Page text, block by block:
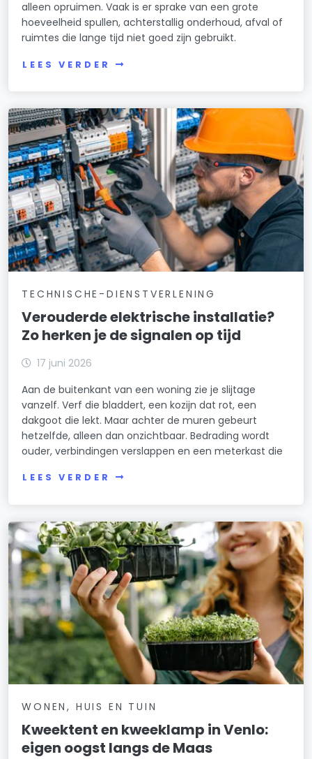
alleen opruimen. Vaak is er sprake van een grote
hoeveelheid spullen, achterstallig onderhoud, afval of
ruimtes die lange tijd niet goed zijn gebruikt.
LEES VERDER
TECHNISCHE-DIENSTVERLENING
Verouderde elektrische installatie?
Zo herken je de signalen op tijd
17 juni 2026
Aan de buitenkant van een woning zie je slijtage
vanzelf. Verf die bladdert, een kozijn dat rot, een
dakgoot die lekt. Maar achter de muren gebeurt
hetzelfde, alleen dan onzichtbaar. Bedrading wordt
ouder, verbindingen verslappen en een meterkast die
LEES VERDER
WONEN, HUIS EN TUIN
Kweektent en kweeklamp in Venlo:
eigen oogst langs de Maas